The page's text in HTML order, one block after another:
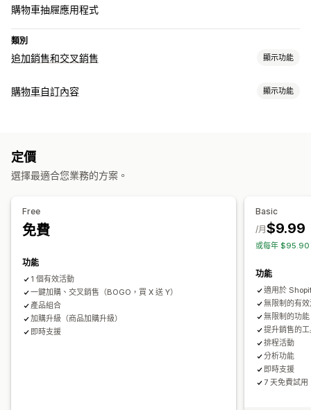
購物車抽屜應用程式
類別
追加銷售和交叉銷售 顯示功能
自訂
銷售內容和建議
免費贈品 免運費 商品附加元件
分析
點閱率 轉換率
購物車自訂內容 顯示功能
自訂結帳頁面
自動折扣
定價
選擇最適合您業務的方案。
Free
免費
功能
1 個有效活動
一鍵加購、交叉銷售（BOGO，買 X 送 Y）
產品組合
加購升級（商品加購升級）
即時支援
Basic
$9.99
/月
或每年 $95.90
功能
適用於
無限制的有
無限制的功能
提升銷售的
排程活動
分析功能
即時支援
7 天免費試用